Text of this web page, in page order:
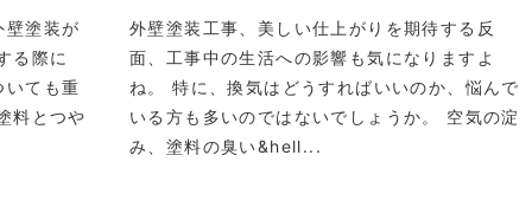
壁塗装が
る際に
いても重
料とつや
外壁塗装工事、美しい仕上がりを期待する反
面、工事中の生活への影響も気になりますよ
ね。 特に、換気はどうすればいいのか、悩んで
いる方も多いのではないでしょうか。 空気の淀
み、塗料の臭い&hell...